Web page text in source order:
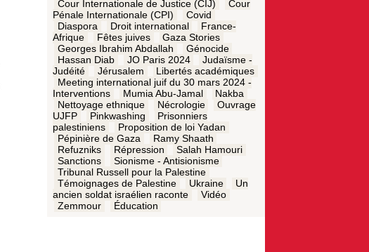
Cour Internationale de Justice (CIJ)
Cour
Pénale Internationale (CPI)
Covid
Diaspora
Droit international
France-
Afrique
Fêtes juives
Gaza Stories
Georges Ibrahim Abdallah
Génocide
Hassan Diab
JO Paris 2024
Judaïsme -
Judéité
Jérusalem
Libertés académiques
Meeting international juif du 30 mars 2024 -
Interventions
Mumia Abu-Jamal
Nakba
Nettoyage ethnique
Nécrologie
Ouvrage
UJFP
Pinkwashing
Prisonniers
palestiniens
Proposition de loi Yadan
Pépinière de Gaza
Ramy Shaath
Refuzniks
Répression
Salah Hamouri
Sanctions
Sionisme - Antisionisme
Tribunal Russell pour la Palestine
Témoignages de Palestine
Ukraine
Un
ancien soldat israélien raconte
Vidéo
Zemmour
Éducation